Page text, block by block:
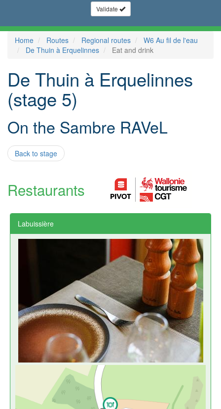
Validate
Home Routes Regional routes
W6 Au fil de l'eau
De Thuin à Erquelinnes
Eat and drink
De Thuin à Erquelinnes
(stage 5)
On the Sambre RAVeL
Back to stage
Restaurants
Labuissière